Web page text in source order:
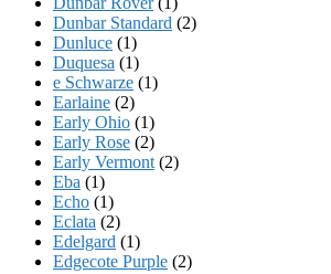
Dunbar Standard (2)
Dunluce (1)
Duquesa (1)
e Schwarze (1)
Earlaine (2)
Early Ohio (1)
Early Rose (2)
Early Vermont (2)
Eba (1)
Echo (1)
Eclata (2)
Edelgard (1)
Edgecote Purple (2)